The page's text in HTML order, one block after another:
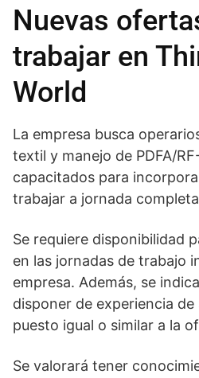
Nuevas
trabajar en
World
La empresa busca
textil y manejo de PDFA/
capacitados para
trabajar a jornada
Se requiere disponibilidad
en las jornadas de trabajo
empresa. Además, se
disponer de experiencia
puesto igual o similar a la
Se valorará tener